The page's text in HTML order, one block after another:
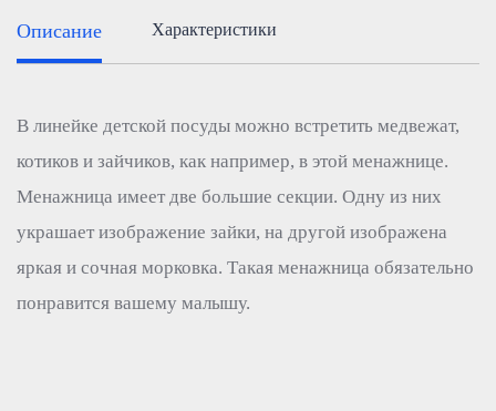
Описание Характеристики
В линейке детской посуды можно встретить медвежат,
котиков и зайчиков, как например, в этой менажнице.
Менажница имеет две большие секции. Одну из них
украшает изображение зайки, на другой изображена
яркая и сочная морковка. Такая менажница обязательно
понравится вашему малышу.